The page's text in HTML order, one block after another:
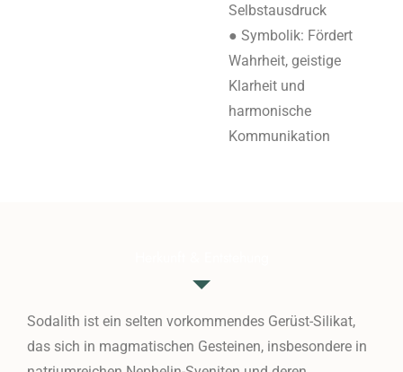
Selbstausdruck
● Symbolik: Fördert
Wahrheit, geistige
Klarheit und
harmonische
Kommunikation
Sodalith ist ein selten vorkommendes Gerüst-Silikat,
das sich in magmatischen Gesteinen, insbesondere in